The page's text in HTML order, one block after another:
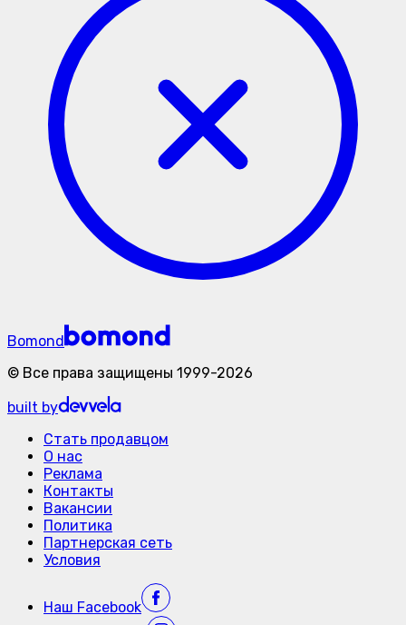
Bomond
© Все права защищены 1999-2026
built by
Стать продавцом
О нас
Реклама
Контакты
Вакансии
Политика
Партнерская сеть
Условия
Наш Facebook